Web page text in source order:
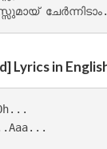
Lyrics in